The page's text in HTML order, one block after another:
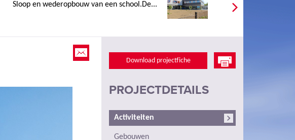
Sloop en wederopbouw van een school.De...
Download projectfiche
PROJECTDETAILS
Activiteiten
Gebouwen